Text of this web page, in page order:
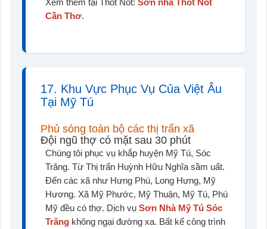
Cần Thơ.
17. Khu Vực Phục Vụ Của Việt Âu
Tại Mỹ Tú
Phủ sóng toàn bộ các thị trấn xã
Đội ngũ thợ có mặt sau 30 phút
Chúng tôi phục vụ khắp huyện Mỹ Tú, Sóc
Trăng. Từ Thị trấn Huỳnh Hữu Nghĩa sầm uất.
Đến các xã như Hưng Phú, Long Hưng, Mỹ
Hương. Xã Mỹ Phước, Mỹ Thuận, Mỹ Tú, Phú
Mỹ đều có thợ. Dịch vụ Sơn Nhà Mỹ Tú Sóc
Trăng không ngại đường xa. Bất kể công trình